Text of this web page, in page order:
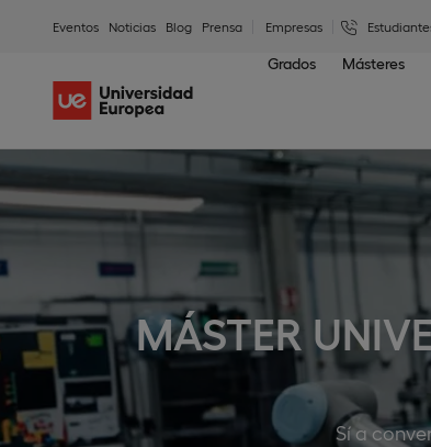
Eventos Noticias Blog Prensa Empresas
Grados Másteres
MÁSTER
Sí a